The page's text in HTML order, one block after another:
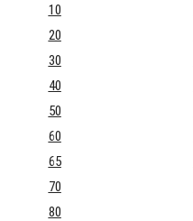
10
20
30
40
50
60
65
70
80